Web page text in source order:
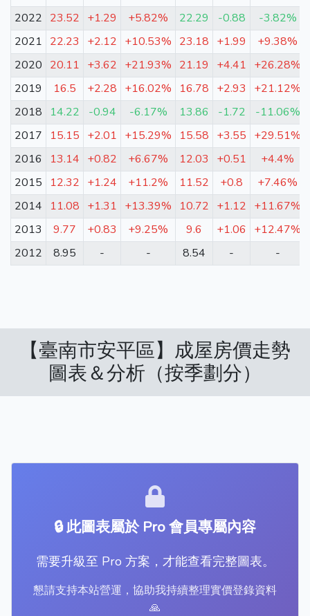
2022 23.52 +1.29 +5.82% 22.29 -0.88
-3.82%
2021 22.23 +2.12 +10.53% 23.18 +1.99 +9.38%
2020 20.11 +3.62 +21.93% 21.19 +4.41 +26.28%
2019
16.5 +2.28 +16.02% 16.78 +2.93 +21.12%
2018
14.22 -0.94 -6.17% 13.86 -1.72
-11.06%
2017
15.15 +2.01 +15.29% 15.58 +3.55 +29.51%
2016
13.14 +0.82 +6.67% 12.03 +0.51
+4.4%
2015
12.32 +1.24 +11.2% 11.52 +0.8
+7.46%
2014
11.08 +1.31 +13.39% 10.72 +1.12 +11.67%
2013
9.77 +0.83 +9.25% 9.6 +1.06 +12.47%
2012
8.95 - - 8.54 - -
【臺南市安平區】成屋房價走勢
圖表＆分析（按季劃分）
🔒 此圖表屬於 Pro 會員專屬內容
需要升級至 Pro 方案，才能查看完整圖表。
懇請支持本站營運，協助我持續整理實價登錄資料
🙏